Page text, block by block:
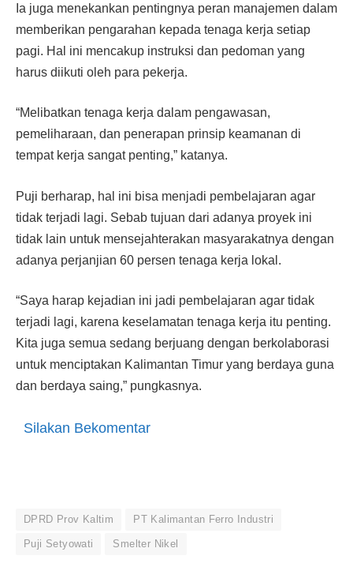
Ia juga menekankan pentingnya peran manajemen dalam
memberikan pengarahan kepada tenaga kerja setiap
pagi. Hal ini mencakup instruksi dan pedoman yang
harus diikuti oleh para pekerja.
“Melibatkan tenaga kerja dalam pengawasan,
pemeliharaan, dan penerapan prinsip keamanan di
tempat kerja sangat penting,” katanya.
Puji berharap, hal ini bisa menjadi pembelajaran agar
tidak terjadi lagi. Sebab tujuan dari adanya proyek ini
tidak lain untuk mensejahterakan masyarakatnya dengan
adanya perjanjian 60 persen tenaga kerja lokal.
“Saya harap kejadian ini jadi pembelajaran agar tidak
terjadi lagi, karena keselamatan tenaga kerja itu penting.
Kita juga semua sedang berjuang dengan berkolaborasi
untuk menciptakan Kalimantan Timur yang berdaya guna
dan berdaya saing,” pungkasnya.
Silakan Bekomentar
DPRD Prov Kaltim PT Kalimantan Ferro Industri
Puji Setyowati Smelter Nikel